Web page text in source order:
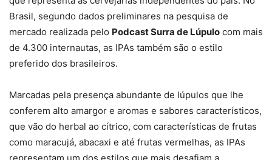
Brasil, segundo dados preliminares na pesquisa de
mercado realizada pelo Podcast Surra de Lúpulo com mais
de 4.300 internautas, as IPAs também são o estilo
preferido dos brasileiros.
Marcadas pela presença abundante de lúpulos que lhe
conferem alto amargor e aromas e sabores característicos,
que vão do herbal ao cítrico, com características de frutas
como maracujá, abacaxi e até frutas vermelhas, as IPAs